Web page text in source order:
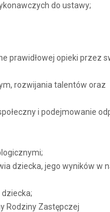
do ustawy;
prawidłowej opieki przez
rozwijania talentów oraz
i podejmowanie
dziecka, jego wyników w
Rodziny Zastępczej